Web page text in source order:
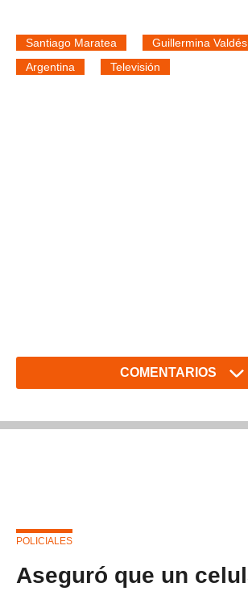
Santiago Maratea
Guillermina Valdés
Argentina
Televisión
COMENTARIOS